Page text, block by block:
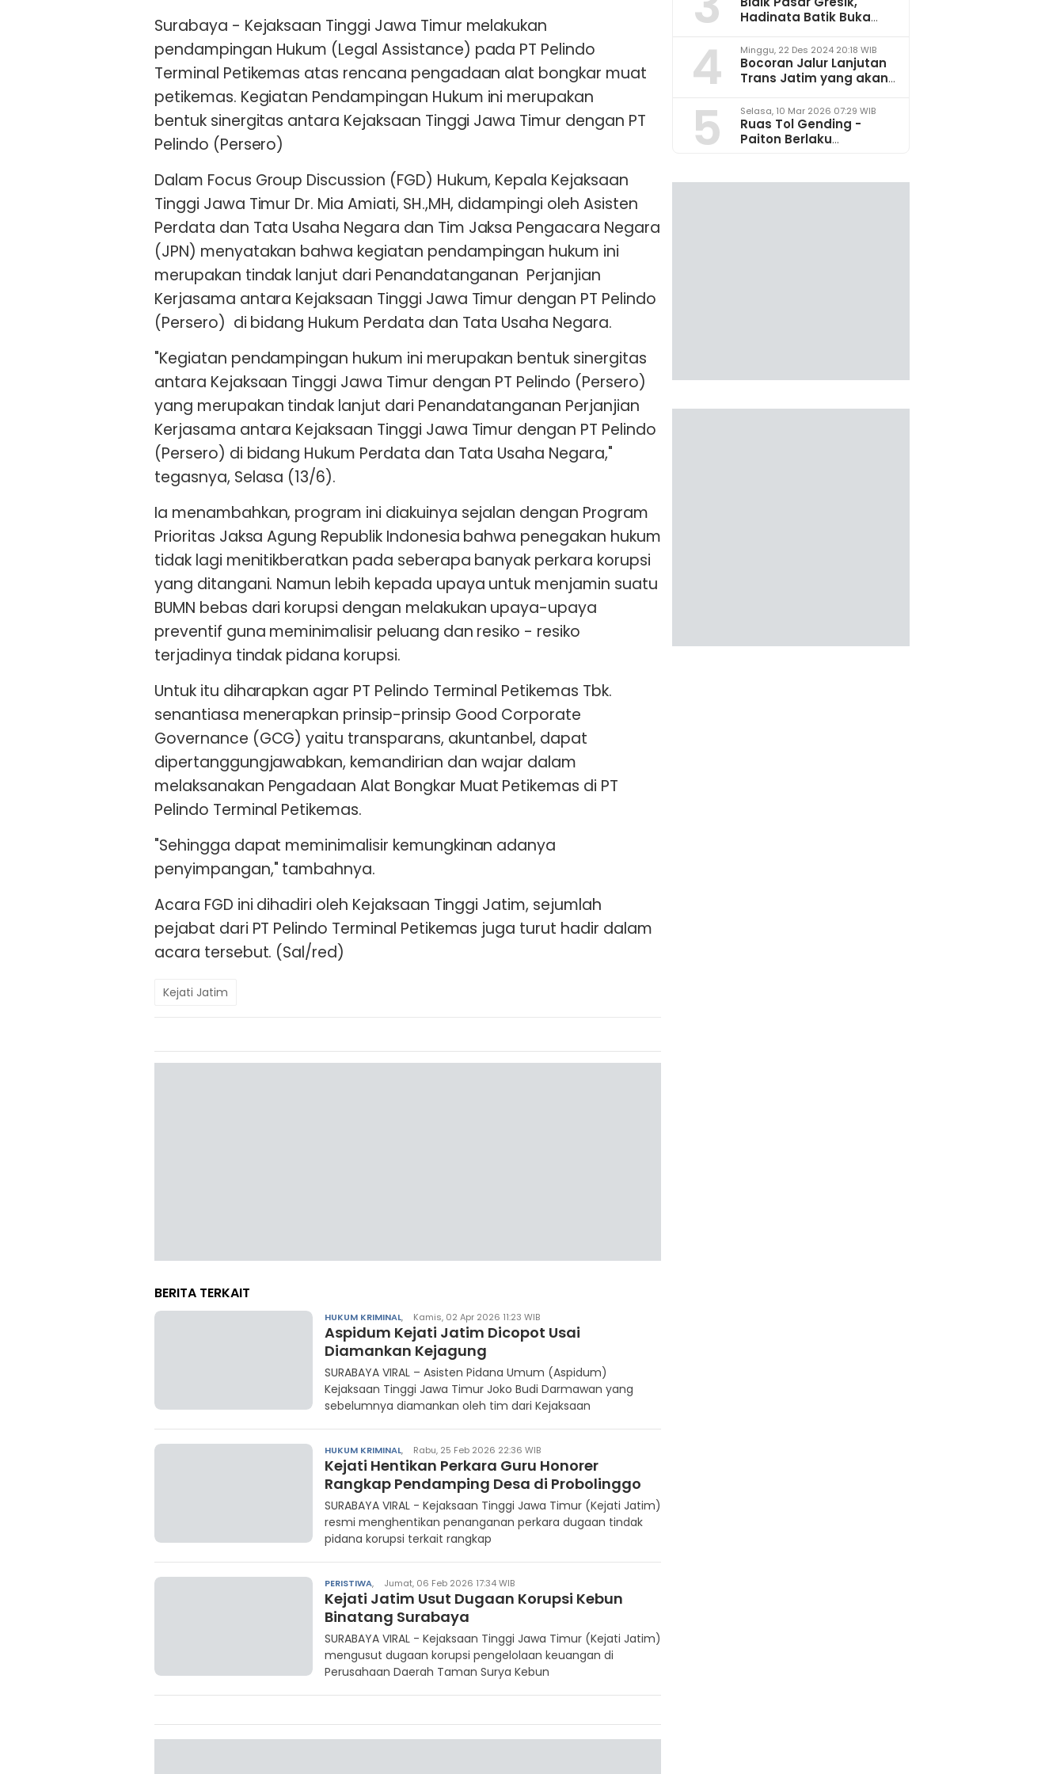
Surabaya - Kejaksaan Tinggi Jawa Timur melakukan
pendampingan Hukum (Legal Assistance) pada PT Pelindo
Terminal Petikemas atas rencana pengadaan alat bongkar muat
petikemas. Kegiatan Pendampingan Hukum ini merupakan
bentuk sinergitas antara Kejaksaan Tinggi Jawa Timur dengan PT
Pelindo (Persero)
Dalam Focus Group Discussion (FGD) Hukum, Kepala Kejaksaan
Tinggi Jawa Timur Dr. Mia Amiati, SH.,MH, didampingi oleh Asisten
Perdata dan Tata Usaha Negara dan Tim Jaksa Pengacara Negara
(JPN) menyatakan bahwa kegiatan pendampingan hukum ini
merupakan tindak lanjut dari Penandatanganan Perjanjian
Kerjasama antara Kejaksaan Tinggi Jawa Timur dengan PT Pelindo
(Persero) di bidang Hukum Perdata dan Tata Usaha Negara.
"Kegiatan pendampingan hukum ini merupakan bentuk sinergitas
antara Kejaksaan Tinggi Jawa Timur dengan PT Pelindo (Persero)
yang merupakan tindak lanjut dari Penandatanganan Perjanjian
Kerjasama antara Kejaksaan Tinggi Jawa Timur dengan PT Pelindo
(Persero) di bidang Hukum Perdata dan Tata Usaha Negara,"
tegasnya, Selasa (13/6).
Ia menambahkan, program ini diakuinya sejalan dengan Program
Prioritas Jaksa Agung Republik Indonesia bahwa penegakan hukum
tidak lagi menitikberatkan pada seberapa banyak perkara korupsi
yang ditangani. Namun lebih kepada upaya untuk menjamin suatu
BUMN bebas dari korupsi dengan melakukan upaya-upaya
preventif guna meminimalisir peluang dan resiko - resiko
terjadinya tindak pidana korupsi.
Untuk itu diharapkan agar PT Pelindo Terminal Petikemas Tbk.
senantiasa menerapkan prinsip-prinsip Good Corporate
Governance (GCG) yaitu transparans, akuntanbel, dapat
dipertanggungjawabkan, kemandirian dan wajar dalam
melaksanakan Pengadaan Alat Bongkar Muat Petikemas di PT
Pelindo Terminal Petikemas.
"Sehingga dapat meminimalisir kemungkinan adanya
penyimpangan," tambahnya.
Acara FGD ini dihadiri oleh Kejaksaan Tinggi Jatim, sejumlah
pejabat dari PT Pelindo Terminal Petikemas juga turut hadir dalam
acara tersebut. (Sal/red)
Kejati Jatim
BERITA TERKAIT
HUKUM KRIMINAL, Kamis, 02 Apr 2026 11:23 WIB
Aspidum Kejati Jatim Dicopot Usai
Diamankan Kejagung
SURABAYA VIRAL – Asisten Pidana Umum (Aspidum)
Kejaksaan Tinggi Jawa Timur Joko Budi Darmawan yang
sebelumnya diamankan oleh tim dari Kejaksaan
HUKUM KRIMINAL, Rabu, 25 Feb 2026 22:36 WIB
Kejati Hentikan Perkara Guru Honorer
Rangkap Pendamping Desa di Probolinggo
SURABAYA VIRAL - Kejaksaan Tinggi Jawa Timur (Kejati Jatim)
resmi menghentikan penanganan perkara dugaan tindak
pidana korupsi terkait rangkap
PERISTIWA, Jumat, 06 Feb 2026 17:34 WIB
Kejati Jatim Usut Dugaan Korupsi Kebun
Binatang Surabaya
SURABAYA VIRAL - Kejaksaan Tinggi Jawa Timur (Kejati Jatim)
mengusut dugaan korupsi pengelolaan keuangan di
Perusahaan Daerah Taman Surya Kebun
Hadinata Batik Buka
4 Minggu, 22 Des 2024 20:18 WIB
Bocoran Jalur Lanjutan
Trans Jatim yang akan
2025
5 Selasa, 10 Mar 2026 07:29 WIB
Ruas Tol Gending -
Paiton Berlaku